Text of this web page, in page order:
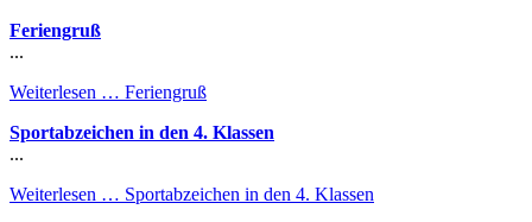
Feriengruß
...
Weiterlesen … Feriengruß
Sportabzeichen in den 4. Klassen
...
Weiterlesen … Sportabzeichen in den 4. Klassen